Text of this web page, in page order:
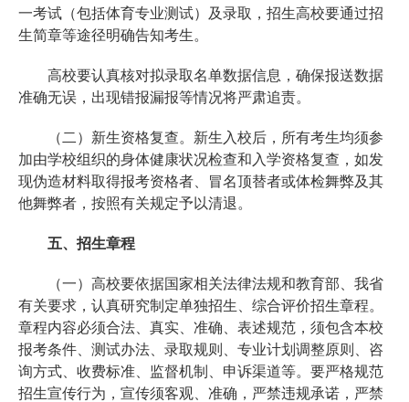
一考试（包括体育专业测试）及录取，招生高校要通过招
生简章等途径明确告知考生。
高校要认真核对拟录取名单数据信息，确保报送数据
准确无误，出现错报漏报等情况将严肃追责。
（二）新生资格复查。新生入校后，所有考生均须参
加由学校组织的身体健康状况检查和入学资格复查，如发
现伪造材料取得报考资格者、冒名顶替者或体检舞弊及其
他舞弊者，按照有关规定予以清退。
五、招生章程
（一）高校要依据国家相关法律法规和教育部、我省
有关要求，认真研究制定单独招生、综合评价招生章程。
章程内容必须合法、真实、准确、表述规范，须包含本校
报考条件、测试办法、录取规则、专业计划调整原则、咨
询方式、收费标准、监督机制、申诉渠道等。要严格规范
招生宣传行为，宣传须客观、准确，严禁违规承诺，严禁